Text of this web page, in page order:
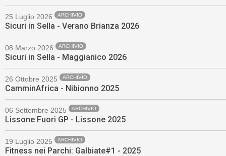
25 Luglio 2026 ARCHIVIO
Sicuri in Sella - Verano Brianza 2026
08 Marzo 2026 ARCHIVIO
Sicuri in Sella - Maggianico 2026
26 Ottobre 2025 ARCHIVIO
CamminAfrica - Nibionno 2025
06 Settembre 2025 ARCHIVIO
Lissone Fuori GP - Lissone 2025
19 Luglio 2025 ARCHIVIO
Fitness nei Parchi: Galbiate#1 - 2025